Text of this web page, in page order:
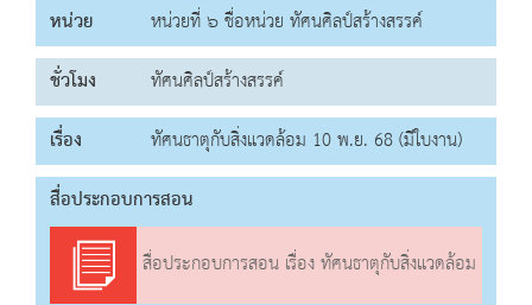
หน่วย
หน่วยที่ ๖ ชื่อหน่วย ทัศนศิลป์สร้างสรรค์
ชั่วโมง
ทัศนศิลป์สร้างสรรค์
เรื่อง
ทัศนธาตุกับสิ่งแวดล้อม 10 พ.ย. 68 (มีใบงาน)
สื่อประกอบการสอน
สื่อประกอบการสอน เรื่อง ทัศนธาตุกับสิ่งแวดล้อม